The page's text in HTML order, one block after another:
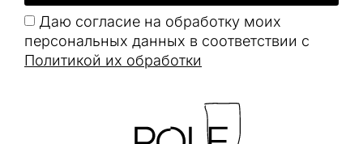
Даю согласие на обработку моих
персональных данных в соответствии с
Политикой их обработки